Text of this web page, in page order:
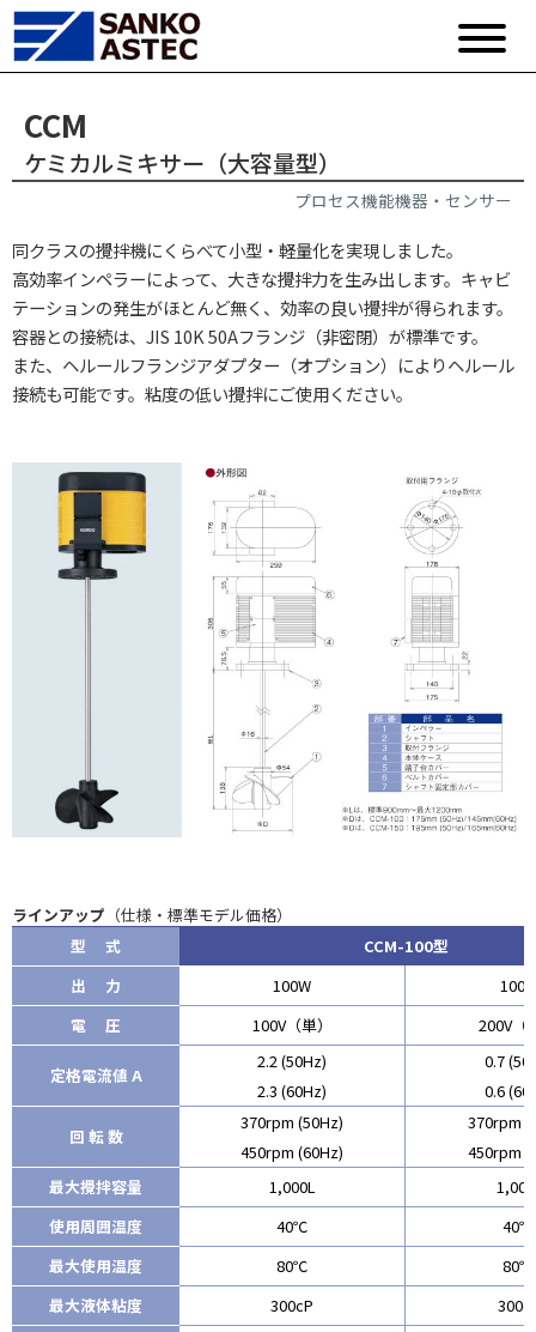
CCM
ケミカルミキサー（大容量型）
プロセス機能機器・センサー
同クラスの攪拌機にくらべて小型・軽量化を実現しました。
高効率インペラーによって、大きな攪拌力を生み出します。キャビ
テーションの発生がほとんど無く、効率の良い攪拌が得られます。
容器との接続は、JIS 10K 50Aフランジ（非密閉）が標準です。
また、ヘルールフランジアダプター（オプション）によりヘルール
接続も可能です。粘度の低い攪拌にご使用ください。
ラインアップ （仕様・標準モデル価格）
型 式
CCM-100型
出 力
100W
電 圧
100V（単） 200V（
定格電流値 A
2.2 (50Hz)
2.3 (60Hz)
0.7
0.6
回 転 数
370rpm (50Hz)
450rpm (60Hz)
370rpm
450rpm
最大攪拌容量
1,000L
使用周囲温度
40℃
40℃
最大使用温度
80℃
80℃
最大液体粘度
300cP